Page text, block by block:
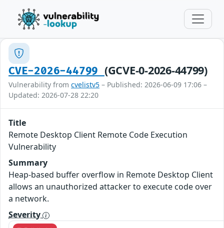
CVE-2026-44799 (GCVE-0-2026-44799)
Vulnerability from cvelistv5 – Published: 2026-06-09 17:06 –
Updated: 2026-07-28 22:20
Title
Remote Desktop Client Remote Code Execution
Vulnerability
Summary
Heap-based buffer overflow in Remote Desktop Client
allows an unauthorized attacker to execute code over
a network.
Severity